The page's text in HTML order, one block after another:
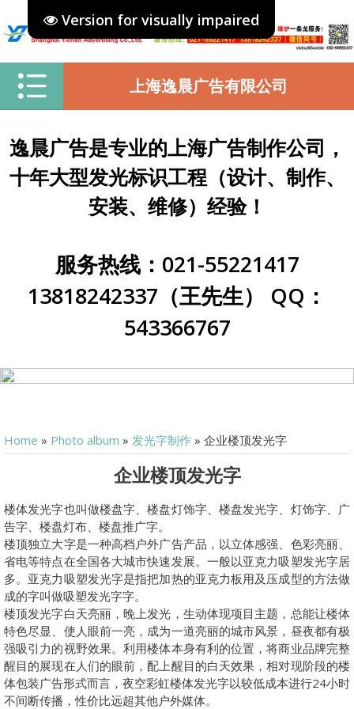
Version for visually impaired
上海逸晨广告有限公司
逸晨广告是专业的上海广告制作公司，
十年大型发光标识工程（设计、制作、
安装、维修）经验！
服务热线：021-55221417
13818242337（王先生） QQ：
543366767
Home » Photo album » 发光字制作 » 企业楼顶发光字
企业楼顶发光字
楼体发光字也叫做楼盘字、楼盘灯饰字、楼盘发光字、灯饰字、广
告字、楼盘灯布、楼盘推广字。
楼顶独立大字是一种高档户外广告产品，以立体感强、色彩亮丽、
省电等特点在全国各大城市快速发展。一般以亚克力吸塑发光字居
多。亚克力吸塑发光字是指把加热的亚克力板用及压成型的方法做
成的字叫做吸塑发光字字。
楼顶发光字白天亮丽，晚上发光，生动体现项目主题，总能让楼体
特色尽显、使人眼前一亮，成为一道亮丽的城市风景，昼夜都有极
强吸引力的视野效果。利用楼体本身有利的位置，将商业品牌完整
醒目的展现在人们的眼前，配上醒目的白天效果，相对现阶段的楼
体包装广告形式而言，夜空彩虹楼体发光字以较低成本进行24小时
不间断传播，性价比远超其他户外媒体。